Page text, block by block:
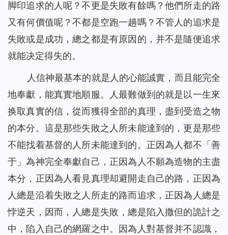
脚印追求的人呢？不更是失敗有餘嗎？他們所走的路
又有何價值呢？不都是空跑一趟嗎？不管人的追求是
失敗或是成功，總之都是有原因的，并不是隨便追求
就能决定得失的。
人信神最基本的就是人的心能誠實，而且能完全
地奉獻，能真實地順服。人最難做到的就是以一生來
换取真實的信，從而獲得全部的真理，盡到受造之物
的本分。這是那些失敗之人所未能達到的，更是那些
不能找着基督的人所未能達到的。正因為人都不「善
于」為神完全奉獻自己，正因為人不願為造物的主盡
本分，正因為人看見真理却避開走自己的路，正因為
人總是沿着失敗之人所走的路而追求，正因為人總是
悖逆天，因而，人總是失敗，總是陷入撒但的詭計之
中，陷入自己的網羅之中。因為人對基督并不認識，